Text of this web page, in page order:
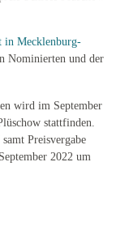
in Mecklenburg-
Nominierten und der
wird im September
stattfinden.
Preisvergabe
2022 um